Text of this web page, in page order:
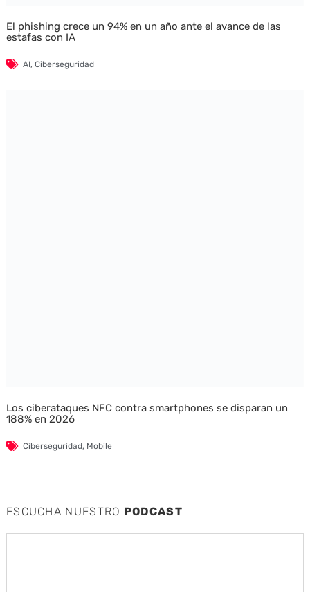
El phishing crece un 94% en un año ante el avance de las
estafas con IA
AI, Ciberseguridad
Los ciberataques NFC contra smartphones se disparan un
188% en 2026
Ciberseguridad, Mobile
ESCUCHA NUESTRO PODCAST